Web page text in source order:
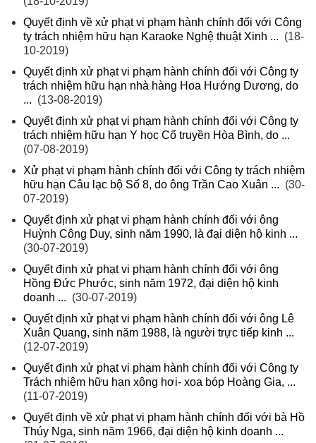
Quyết định về xử phạt vi phạm hành chính đối với Công
ty trách nhiệm hữu hạn Karaoke Nghệ thuật Xinh ... (18-
10-2019)
Quyết định xử phạt vi phạm hành chính đối với Công ty
trách nhiệm hữu hạn nhà hàng Hoa Hướng Dương, do
... (13-08-2019)
Quyết định xử phạt vi phạm hành chính đối với Công ty
trách nhiệm hữu hạn Y học Cổ truyền Hòa Bình, do ...
(07-08-2019)
Xử phạt vi phạm hành chính đối với Công ty trách nhiệm
hữu hạn Câu lạc bộ Số 8, do ông Trần Cao Xuân ... (30-
07-2019)
Quyết định xử phạt vi phạm hành chính đối với ông
Huỳnh Công Duy, sinh năm 1990, là đại diện hộ kinh ...
(30-07-2019)
Quyết định xử phạt vi phạm hành chính đối với ông
Hồng Đức Phước, sinh năm 1972, đại diện hộ kinh
doanh ... (30-07-2019)
Quyết định xử phạt vi phạm hành chính đối với ông Lê
Xuân Quang, sinh năm 1988, là người trực tiếp kinh ...
(12-07-2019)
Quyết định xử phạt vi phạm hành chính đối với Công ty
Trách nhiệm hữu hạn xông hơi- xoa bóp Hoàng Gia, ...
(11-07-2019)
Quyết định về xử phạt vi phạm hành chính đối với bà Hồ
Thúy Nga, sinh năm 1966, đại diện hộ kinh doanh ...